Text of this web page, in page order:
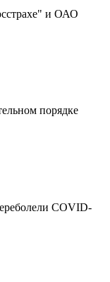
и ОАО
порядке
COVID-